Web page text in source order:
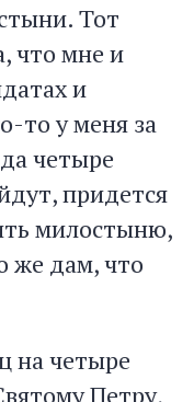
Тот
что мне и
и
то у меня за
четыре
придется
милостыню,
же дам, что
на четыре
Петру,